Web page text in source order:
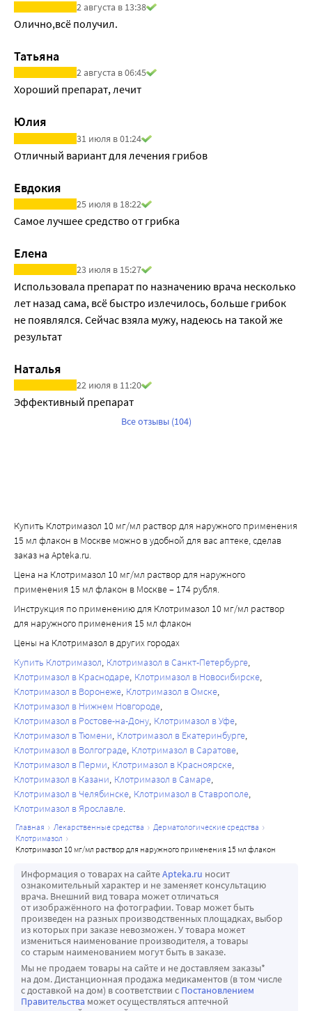
2 августа в 13:38
Олично,всё получил.
Татьяна
2 августа в 06:45
Хороший препарат, лечит
Юлия
31 июля в 01:24
Отличный вариант для лечения грибов
Евдокия
25 июля в 18:22
Самое лучшее средство от грибка
Елена
23 июля в 15:27
Использовала препарат по назначению врача несколько
лет назад сама, всё быстро излечилось, больше грибок
не появлялся. Сейчас взяла мужу, надеюсь на такой же
результат
Наталья
22 июля в 11:20
Эффективный препарат
Все отзывы (104)
Купить Клотримазол 10 мг/мл раствор для наружного применения
15 мл флакон в Москве можно в удобной для вас аптеке, сделав
заказ на Apteka.ru.
Цена на Клотримазол 10 мг/мл раствор для наружного
применения 15 мл флакон в Москве – 174 рубля.
Инструкция по применению для Клотримазол 10 мг/мл раствор
для наружного применения 15 мл флакон
Цены на Клотримазол в других городах
Купить Клотримазол Клотримазол в Санкт-Петербурге
Клотримазол в Краснодаре Клотримазол в Новосибирске
Клотримазол в Воронеже Клотримазол в Омске
Клотримазол в Нижнем Новгороде
Клотримазол в Ростове-на-Дону Клотримазол в Уфе
Клотримазол в Тюмени Клотримазол в Екатеринбурге
Клотримазол в Волгограде Клотримазол в Саратове
Клотримазол в Перми Клотримазол в Красноярске
Клотримазол в Казани Клотримазол в Самаре
Клотримазол в Челябинске Клотримазол в Ставрополе
Клотримазол в Ярославле
главная лекарственные средства
дерматологические средства
клотримазол
клотримазол 10 мг/мл раствор для наружного применения 15 мл флакон
Информация о товарах на сайтеApteka.ru носит
ознакомительный характер и не заменяет консультацию
врача. Внешний вид товара может отличаться
от изображённого на фотографии. Товар может быть
произведен на разных производственных площадках, выбор
из которых при заказе невозможен. У товара может
измениться наименование производителя, а товары
со старым наименованием могут быть в заказе.
Мы не продаем товары на сайте и не доставляем заказы*
на дом. Дистанционная продажа медикаментов (в том числе
с доставкой на дом) в соответствии с Постановлением
Правительства может осуществляться аптечной